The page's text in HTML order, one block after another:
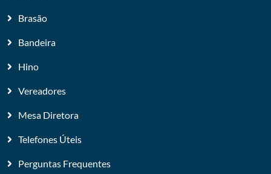
Brasão
Bandeira
Hino
Vereadores
Mesa Diretora
Telefones Úteis
Perguntas Frequentes